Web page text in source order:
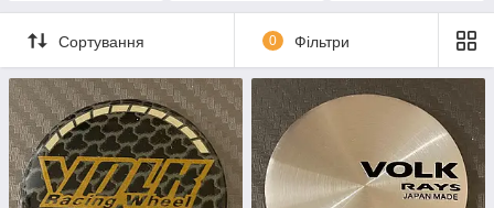
Сортування 0 Фільтри